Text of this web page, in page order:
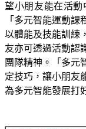
望小朋友能在活動
「多元智能運動課
以體能及技能訓練
友亦可透過活動認
團隊精神。「多元
定技巧，讓小朋友
為多元智能發展打